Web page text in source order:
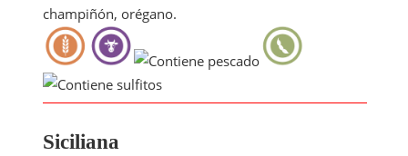
champiñón, orégano.
Siciliana